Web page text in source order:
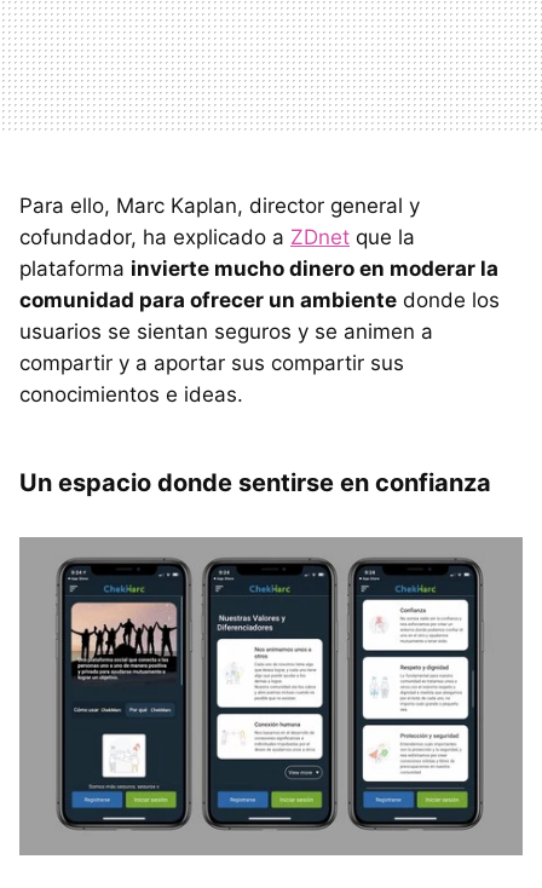
Para ello, Marc Kaplan, director general y
cofundador, ha explicado a ZDnet que la
plataforma invierte mucho dinero en moderar la
comunidad para ofrecer un ambiente donde los
usuarios se sientan seguros y se animen a
compartir y a aportar sus compartir sus
conocimientos e ideas.
Un espacio donde sentirse en confianza